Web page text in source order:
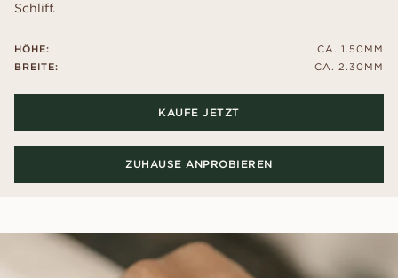
Schliff.
HÖHE:
BREITE:
CA. 1.50MM
CA. 2.30MM
KAUFE JETZT
ZUHAUSE ANPROBIEREN